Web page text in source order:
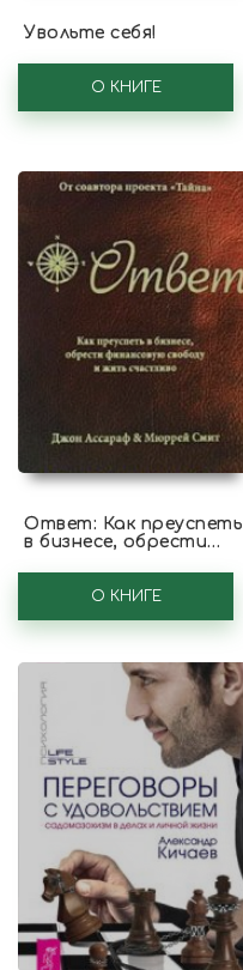
Увольте себя!
О КНИГЕ
Ответ: Как преуспеть
в бизнесе, обрести
жить счастливо
О КНИГЕ